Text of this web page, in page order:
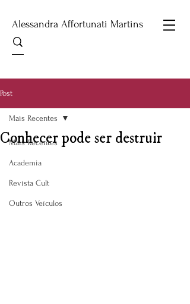
Alessandra Affortunati Martins
Post
Mais Recentes
Academia
Revista Cult
Outros Veículos
Mais Recentes
Conhecer pode ser destruir